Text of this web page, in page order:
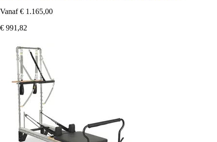
Vanaf € 1.165,00
€ 991,82